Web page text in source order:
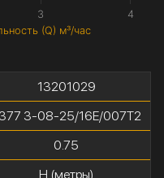
(Q) м³/час
3 4
13201029
3-08-25/16Е/007Т2
0.75
H (метры)